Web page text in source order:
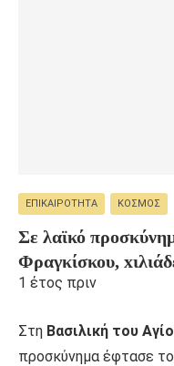
ΕΠΙΚΑΙΡΌΤΗΤΑ ΚΌΣΜΟΣ
Σε λαϊκό
Φραγκίσκου,
1 έτος πριν
Στη Βασιλική του
προσκύνημα έφτασε